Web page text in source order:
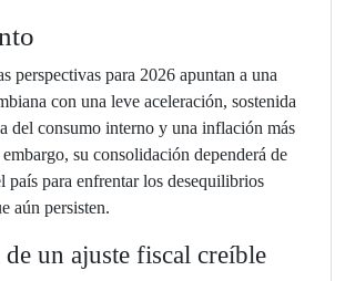
perspectivas para 2026 apuntan a una
con una leve aceleración, sostenida
del consumo interno y una inflación más
su consolidación dependerá de
país para enfrentar los desequilibrios
aún persisten.
de un ajuste fiscal creíble